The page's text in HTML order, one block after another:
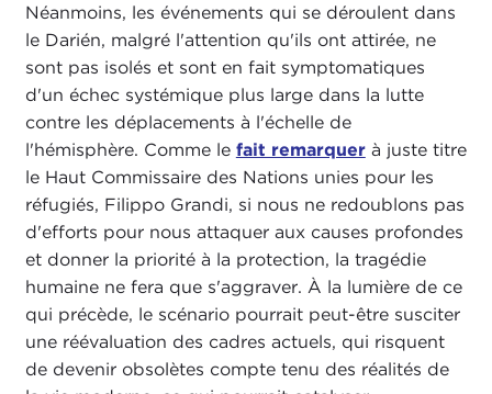
Néanmoins, les événements qui se déroulent dans
le Darién, malgré l'attention qu'ils ont attirée, ne
sont pas isolés et sont en fait symptomatiques
d'un échec systémique plus large dans la lutte
contre les déplacements à l'échelle de
l'hémisphère. Comme le fait remarquerà juste titre
le Haut Commissaire des Nations unies pour les
réfugiés, Filippo Grandi, si nous ne redoublons pas
d'efforts pour nous attaquer aux causes profondes
et donner la priorité à la protection, la tragédie
humaine ne fera que s'aggraver. À la lumière de ce
qui précède, le scénario pourrait peut-être susciter
une réévaluation des cadres actuels, qui risquent
de devenir obsolètes compte tenu des réalités de